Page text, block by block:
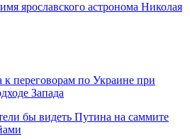
ярославского астронома Николая
к переговорам по Украине при
Запада
бы видеть Путина на саммите